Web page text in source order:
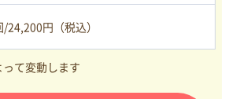
24,200円（税込）
て変動します